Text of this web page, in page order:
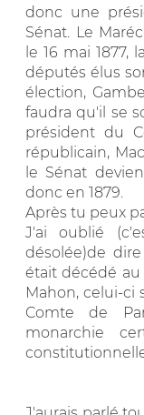
donc une
Sénat. Le
le 16 mai
députés élus
élection,
faudra qu'il se
président du
républicain,
le Sénat
donc en 1879.
Après tu peux
J'ai oublié
désolée)de
était décédé
Mahon, celui-ci
Comte de
monarchie